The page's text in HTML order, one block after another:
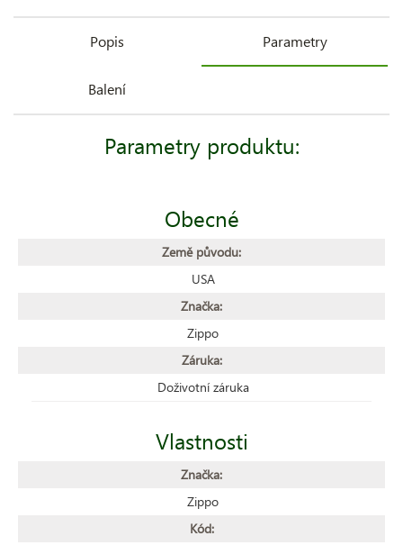
Popis Parametry
Balení
Parametry produktu:
Obecné
Země původu:
USA
Značka:
Zippo
Záruka:
Doživotní záruka
Vlastnosti
Značka:
Zippo
Kód: